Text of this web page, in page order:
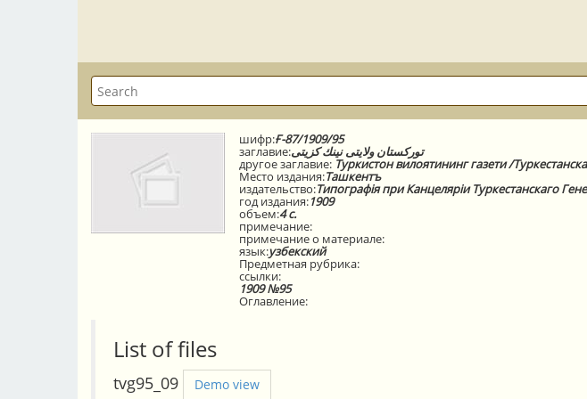
шифр:Ғ-87/1909/95
заглавие:توركستان ولايتى نينك كزيتى
другое заглавие: Туркистон вилоятининг газети /
Место издания:Ташкентъ
издательство:Типографiя при Канцелярiи Туркестанскаго
год издания:1909
объем:4 с.
примечание:
примечание о материале:
язык:узбекский
Предметная рубрика:
ссылки:
1909 №95
Оглавление:
List of files
tvg95_09 Demo view